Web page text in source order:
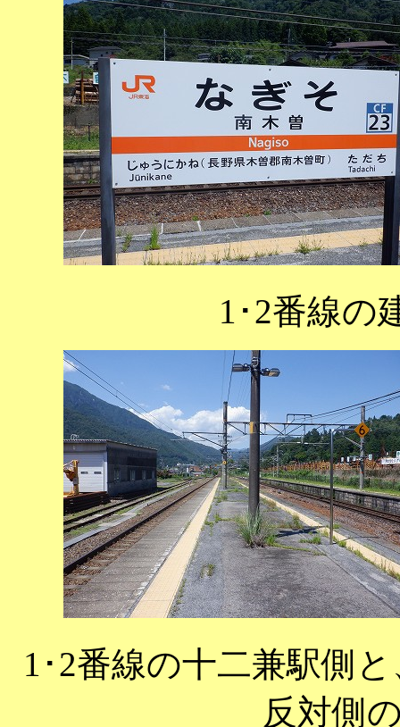
1･2番線の
1･2番線の十二兼駅側
反対側